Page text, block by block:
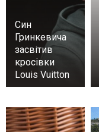
Син
Гринкевича
засвітив
кросівки
Louis Vuitton